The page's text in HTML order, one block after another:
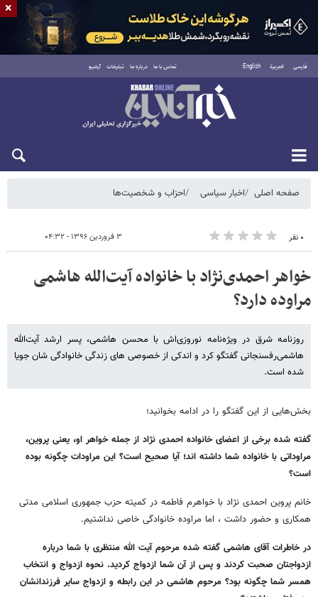
فارسی العربية English تماس با ما درباره ما تبلیغات آرشیو
پنجشنبه ۱۵ مرداد ۱۴۰۵
صفحه اصلی اخبار سیاسی احزاب و شخصیت‌ها
۰ نفر ۳ فروردین ۱۳۹۶ - ۰۴:۳۲
خواهر احمدی‌نژاد با خانواده آیت‌الله هاشمی
مراوده دارد؟
روزنامه شرق در ویژه‌نامه نوروزی‌اش با محسن هاشمی، پسر ارشد آیت‌الله
هاشمی‌رفسنجانی گفتگو کرد و اندکی از خصوصی های زندگی خانوادگی شان جویا
شده است.
بخش‌هایی از این گفتگو را در ادامه بخوانید؛
گفته شده برخی از اعضای خانواده احمدی نژاد از جمله خواهر او، یعنی پروین،
مراوداتی با خانواده شما داشته اند؛ آیا صحیح است؟ این مراودات چگونه بوده
است؟
خانم پروین احمدی نژاد با خواهرم فاطمه در کمیته حزب جمهوری اسلامی مدتی
همکاری و حضور داشت ، اما مراوده خانوادگی خاصی نداشتیم.
در خاطرات آقای هاشمی گفته شده مرحوم آیت الله منتظری با شما درباره
ازدواجتان صحبت کردند و پس از آن شما ازدواج کردید. نحوه ازدواج و انتخاب
همسر شما چگونه بود؟ مرحوم هاشمی در این رابطه و ازدواج سایر فرزندانشان
×